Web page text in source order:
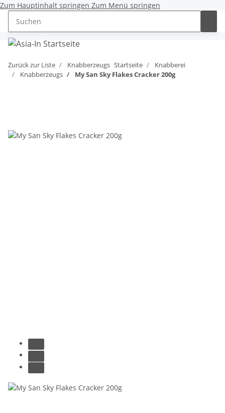
Zum Hauptinhalt springen Zum Menü springen
0,00 €
Zurück zur Liste Knabberzeugs Startseite
Knabberei
Knabberzeugs
My San Sky Flakes Cracker 200g